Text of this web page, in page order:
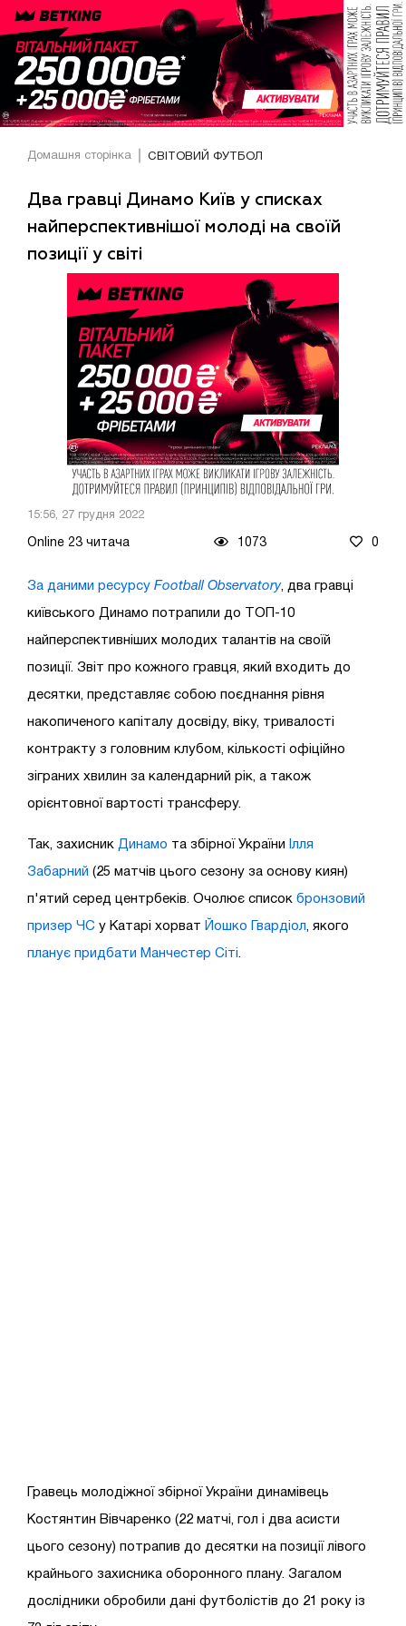
Домашня сторінка СВІТОВИЙ ФУТБОЛ
Два гравці Динамо Київ у списках
найперспективнішої молоді на своїй
позиції у світі
15:56, 27 грудня 2022
Online 23 читача 1073 0
За даними ресурсу Football Observatory, два гравці
київського Динамо потрапили до ТОП-10
найперспективніших молодих талантів на своїй
позиції. Звіт про кожного гравця, який входить до
десятки, представляє собою поєднання рівня
накопиченого капіталу досвіду, віку, тривалості
контракту з головним клубом, кількості офіційно
зіграних хвилин за календарний рік, а також
орієнтовної вартості трансферу.
Так, захисник Динамо та збірної України Ілля
Забарний (25 матчів цього сезону за основу киян)
п'ятий серед центрбеків. Очолює список бронзовий
призер ЧС у Катарі хорват Йошко Гвардіол , якого
планує придбати Манчестер Сіті
Гравець молодіжної збірної України динамівець
Костянтин Вівчаренко (22 матчі, гол і два асисти
цього сезону) потрапив до десятки на позиції лівого
крайнього захисника оборонного плану. Загалом
дослідники обробили дані футболістів до 21 року із